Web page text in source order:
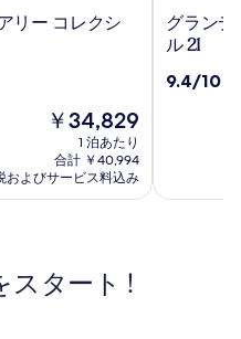
リー コレクシ
現
の
料
金
￥34,829
1 泊あたり
合計 ￥40,994
およびサービス料込み
グ
ラ
デ
ポ
グランデ
ル 21
10
件
9.4/10
スタート !